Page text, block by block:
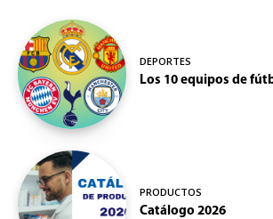
DEPORTES
Los 10 equipos de
PRODUCTOS
Catálogo 2026